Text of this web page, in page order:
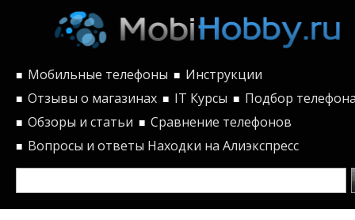
■ Мобильные телефоны ■ Инструкции
■ Отзывы о магазинах ■ IT Курсы ■ Подбор
■ Обзоры и статьи ■ Сравнение телефонов
■ Вопросы и ответы Находки на Алиэкспресс